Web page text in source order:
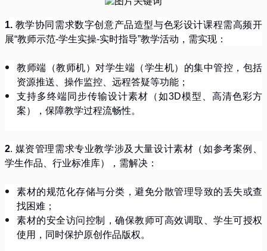
1. 教学协同需求数字创意产品造型与色彩设计课程需高频开
展“教师示范-学生实操-实时指导”教学活动，需实现：
教师端（教师机）对学生端（学生机）的集中管控，包括
资源推送、操作监控、远程答疑等功能；
支持多终端同步传输设计素材（如3D模型、高清色彩方
案），保障教学过程流畅性。
2. 媒资管理需求专业教学涉及大量设计素材（如参考案例、
学生作品、行业标准库），需解决：
素材的规范化存储与分类，避免分散管理导致的丢失或查
找困难；
素材的安全访问控制，确保教师可高效调取、学生可授权
使用，同时保护原创作品版权。